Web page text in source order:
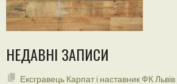
НЕДАВНІ ЗАПИСИ
Ексгравець Карпат і наставник ФК